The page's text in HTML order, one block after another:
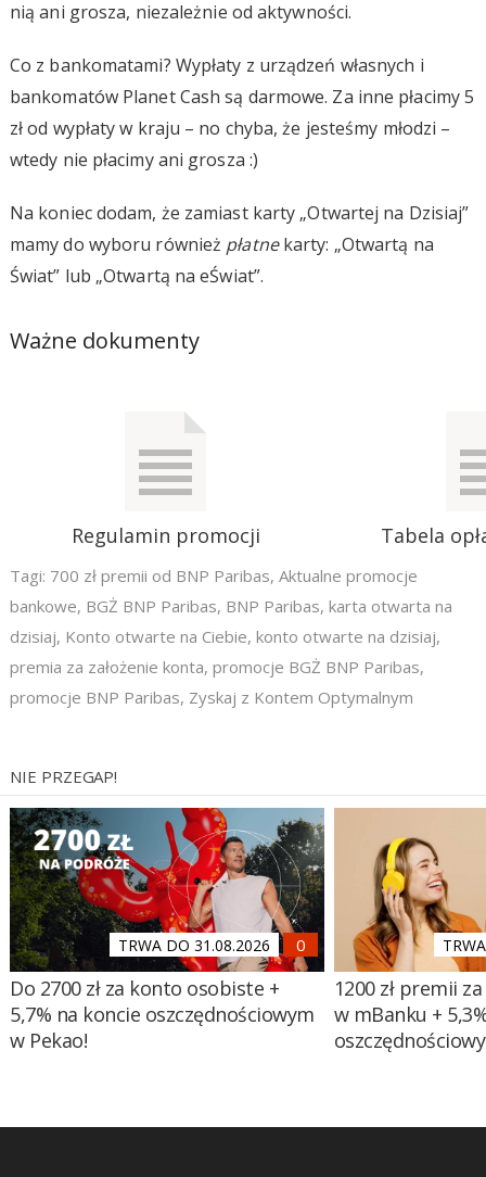
nią ani grosza, niezależnie od aktywności.
Co z bankomatami? Wypłaty z urządzeń własnych i
bankomatów Planet Cash są darmowe. Za inne płacimy 5
zł od wypłaty w kraju – no chyba, że jesteśmy młodzi –
wtedy nie płacimy ani grosza :)
Na koniec dodam, że zamiast karty „Otwartej na Dzisiaj”
mamy do wyboru również płatnekarty: „Otwartą na
Świat” lub „Otwartą na eŚwiat”.
Ważne dokumenty
Regulamin promocji Tabela
Tagi: 700 zł premii od BNP Paribas, Aktualne promocje
bankowe, BGŻ BNP Paribas, BNP Paribas, karta otwarta na
dzisiaj, Konto otwarte na Ciebie, konto otwarte na dzisiaj,
premia za założenie konta, promocje BGŻ BNP Paribas,
promocje BNP Paribas, Zyskaj z Kontem Optymalnym
NIE PRZEGAP!
TRWA DO 31.08.2026
Do 2700 zł za konto osobiste +
5,7% na koncie oszczędnościowym
w Pekao!
1200 zł premii
w mBanku +